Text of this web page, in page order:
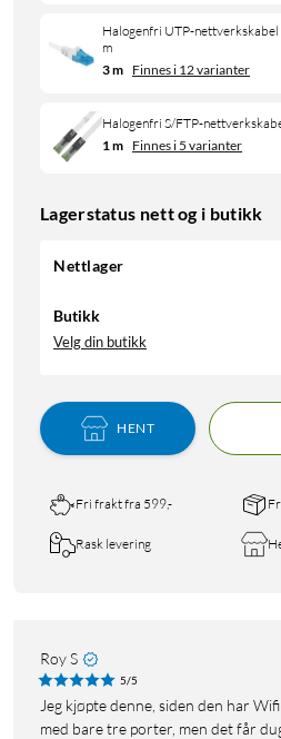
Halogenfri UTP-nettverkskabel
m
3 m Finnes i 12 varianter
Halogenfri S/FTP-
1 m Finnes i 5 varianter
Lagerstatus nett og i butikk
Nettlager
Butikk
Velg din butikk
HENT
Fri frakt fra 599,-
Rask levering
Roy S
5/5
Jeg kjøpte denne, siden den har Wifi6 og gigabit ethernet (dog
med bare tre porter, men det får